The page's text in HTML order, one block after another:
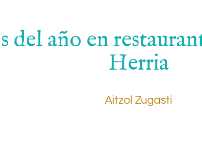
del año en
Herria
Aitzol Zugasti